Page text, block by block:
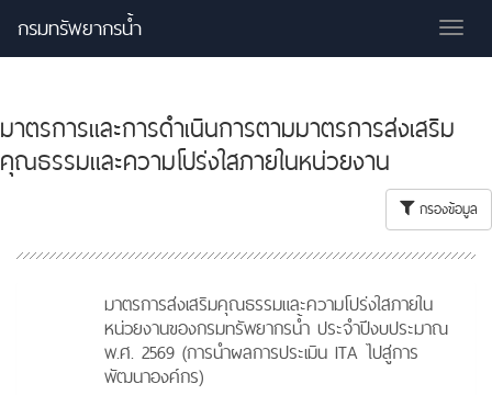
กรมทรัพยากรน้ำ
มาตรการและการดำเนินการตามมาตรการส่งเสริม
คุณธรรมและความโปร่งใสภายในหน่วยงาน
กรองข้อมูล
มาตรการส่งเสริมคุณธรรมและความโปร่งใสภายใน
หน่วยงานของกรมทรัพยากรน้ำ ประจำปีงบประมาณ
พ.ศ. 2569 (การนำผลการประเมิน ITA ไปสู่การ
พัฒนาองค์กร)